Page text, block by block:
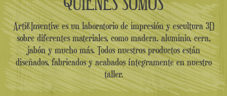
Arti&Inventive es un laboratorio de impresión y escultura 3D
sobre diferentes materiales, como madera, aluminio, cera,
jabón y mucho más. Todos nuestros productos están
diseñados, fabricados y acabados íntegramente en nuestro
taller.